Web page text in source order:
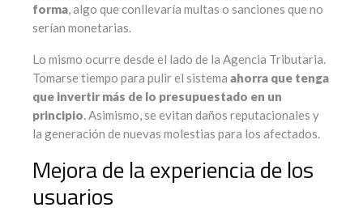
forma, algo que conllevaría multas o sanciones que no
serían monetarias.
Lo mismo ocurre desde el lado de la Agencia Tributaria.
Tomarse tiempo para pulir el sistema ahorra que tenga
que invertir más de lo presupuestado en un
principio. Asimismo, se evitan daños reputacionales y
la generación de nuevas molestias para los afectados.
Mejora de la experiencia de los
usuarios